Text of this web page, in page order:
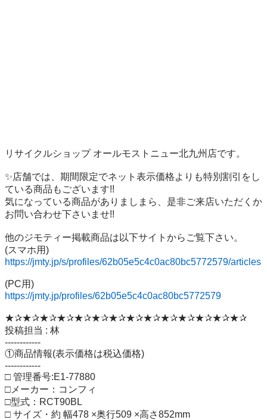
リサイクルショップ オールモストニュー北九州店です。
✨️店舗では、期間限定でネット表示価格よりも特別割引をし
ている商品もございます!!
気になっている商品がありましまら、是非ご来店いただくか
お問い合わせ下さいませ!!
他のジモティー掲載商品は以下サイトからご覧下さい。
https://jmty.jp/s/profiles/62b05e5c4c0ac80bc5772579/articles
https://jmty.jp/profiles/62b05e5c4c0ac80bc5772579
★✰★✰★✰★✰★✰★✰★✰★✰★✰★✰★✰★✰★✰★✰
投稿担当 : 林
------------
①商品情報(表示価格は税込価格)
------------
□ 管理番号:E1-77880
□メーカー：コンフィ
□型式：RCT90BL
□ サイズ・約 幅478 ×奥行509 ×高さ852mm